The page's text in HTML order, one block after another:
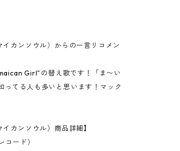
イカンソウル）からの一言リコメン
Girl"の替え歌です！「ま〜い
ってる人も多いと思います！マック
カンソウル）商品詳細】
ード）